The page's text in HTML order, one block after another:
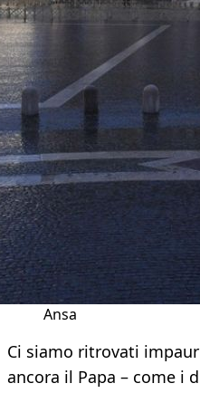
Ansa
Ci siamo ritrovati
ancora il Papa – come i